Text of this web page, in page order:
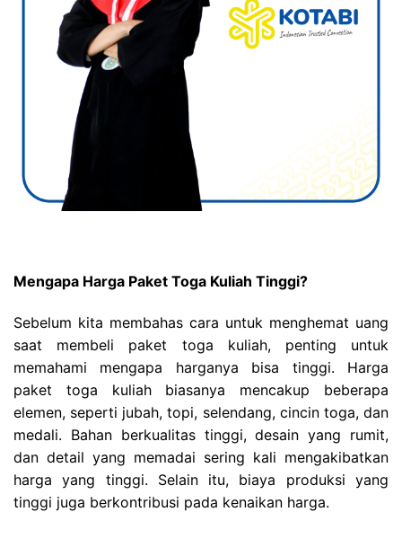
Mengapa Harga Paket Toga Kuliah Tinggi?
Sebelum kita membahas cara untuk menghemat uang
saat membeli paket toga kuliah, penting untuk
memahami mengapa harganya bisa tinggi. Harga
paket toga kuliah biasanya mencakup beberapa
elemen, seperti jubah, topi, selendang, cincin toga, dan
medali. Bahan berkualitas tinggi, desain yang rumit,
dan detail yang memadai sering kali mengakibatkan
harga yang tinggi. Selain itu, biaya produksi yang
tinggi juga berkontribusi pada kenaikan harga.